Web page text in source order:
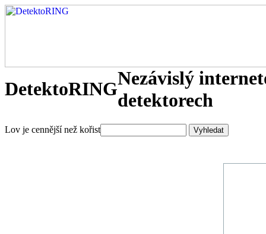
DetektoRINGNezávislý
detektorech
Lov je cennější než kořist